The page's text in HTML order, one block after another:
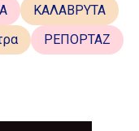
ΚΑΛΑΒΡΥΤΑ
ΡΕΠΟΡΤΑΖ